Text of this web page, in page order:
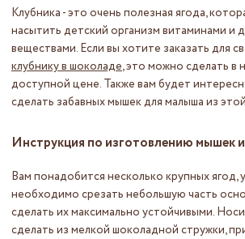
Клубника - это очень полезная ягода,
насытить детский организм витаминами и
веществами. Если вы хотите заказать для
клубнику в шоколаде, это можно сделать в
доступной цене. Также вам будет
сделать забавных мышек для малыша из
Инструкция по изготовлению мышек
Вам понадобится несколько крупных ягод,
необходимо срезать небольшую часть
сделать их максимально устойчивыми.
сделать из мелкой шоколадной стружки,